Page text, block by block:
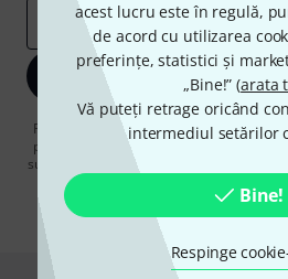
acest lucru este în regulă,
de acord cu utilizarea
preferințe, statistici și
„Bine!” (arata
Vă puteți retrage oricând
intermediul setărilor
Bine!
Respinge
adresă de email*
Înscrie-te
Făcând clic pe „Înscrie-te acum”, sunteți
prin e-mail. Vă puteți dezabona în orice
suplimentare despre buletinul informativ în
* Necesar